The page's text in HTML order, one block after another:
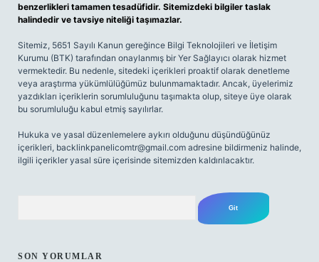
benzerlikleri tamamen tesadüfidir. Sitemizdeki bilgiler taslak
halindedir ve tavsiye niteliği taşımazlar.
Sitemiz, 5651 Sayılı Kanun gereğince Bilgi Teknolojileri ve İletişim
Kurumu (BTK) tarafından onaylanmış bir Yer Sağlayıcı olarak hizmet
vermektedir. Bu nedenle, sitedeki içerikleri proaktif olarak denetleme
veya araştırma yükümlülüğümüz bulunmamaktadır. Ancak, üyelerimiz
yazdıkları içeriklerin sorumluluğunu taşımakta olup, siteye üye olarak
bu sorumluluğu kabul etmiş sayılırlar.
Hukuka ve yasal düzenlemelere aykırı olduğunu düşündüğünüz
içerikleri, backlinkpanelicomtr@gmail.com adresine bildirmeniz halinde,
ilgili içerikler yasal süre içerisinde sitemizden kaldırılacaktır.
SON YORUMLAR